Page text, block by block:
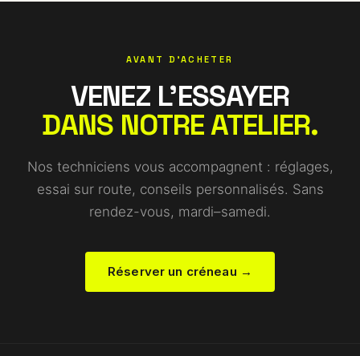
AVANT D'ACHETER
VENEZ L'ESSAYER
DANS NOTRE ATELIER.
Nos techniciens vous accompagnent : réglages,
essai sur route, conseils personnalisés. Sans
rendez-vous, mardi–samedi.
Réserver un créneau →